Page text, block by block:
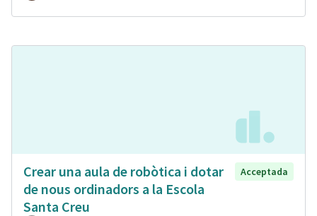
Crear una aula de robòtica i dotar
de nous ordinadors a la Escola
Santa Creu
Acceptada